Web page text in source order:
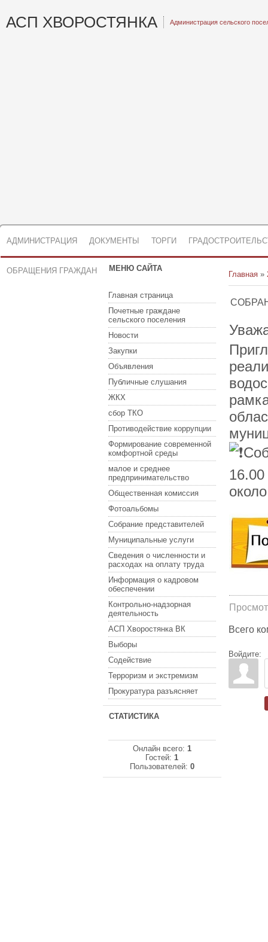
АСП ХВОРОСТЯНКА Администрация сельского
АДМИНИСТРАЦИЯ ДОКУМЕНТЫ ТОРГИ
ОБРАЩЕНИЯ ГРАЖДАН МЕНЮ САЙТА
Главная страница
Почетные граждане
сельского поселения
Новости
Закупки
Объявления
Публичные слушания
ЖКХ
сбор ТКО
Противодействие коррупции
Формирование современной
комфортной среды
малое и среднее
предпринимательство
Общественная комиссия
Фотоальбомы
Собрание представителей
Муниципальные услуги
Сведения о численности и
расходах на оплату труда
Информация о кадровом
обеспечении
Контрольно-надзорная
деятельность
АСП Хворостянка ВК
Выборы
Содействие
Терроризм и экстремизм
Прокуратура разъясняет
СТАТИСТИКА
Онлайн всего: 1
Гостей:1
Пользователей: 0
Главная »
Всего
Войдите: